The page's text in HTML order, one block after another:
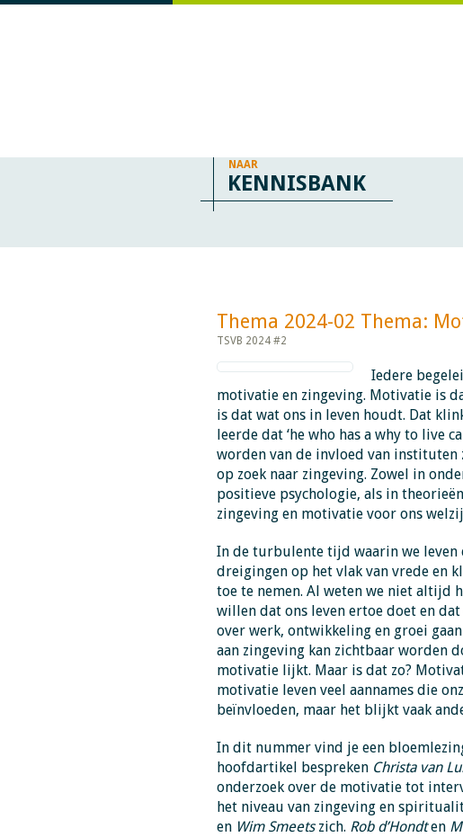
NAAR
KENNISBANK
Thema 2024-02 Thema:
TSVB 2024 #2
Iedere
motivatie en zingeving. Motivatie is
is dat wat ons in leven houdt. Dat
leerde dat ‘he who has a why to live
worden van de invloed van instituten
op zoek naar zingeving. Zowel in
positieve psychologie, als in
zingeving en motivatie voor ons
In de turbulente tijd waarin we
dreigingen op het vlak van vrede en
toe te nemen. Al weten we niet altijd
willen dat ons leven ertoe doet en
over werk, ontwikkeling en groei
aan zingeving kan zichtbaar worden
motivatie lijkt. Maar is dat zo?
motivatie leven veel aannames die
beïnvloeden, maar het blijkt vaak
In dit nummer vind je een
hoofdartikel bespreken Christa van
onderzoek over de motivatie tot
het niveau van zingeving en
en Wim Smeets zich. Rob d’Hondten